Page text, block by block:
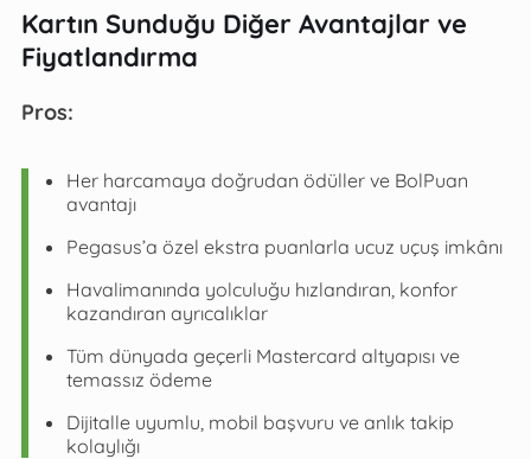
Kartın Sunduğu Diğer Avantajlar ve
Fiyatlandırma
Pros:
Her harcamaya doğrudan ödüller ve BolPuan
avantajı
Pegasus’a özel ekstra puanlarla ucuz uçuş imkânı
Havalimanında yolculuğu hızlandıran, konfor
kazandıran ayrıcalıklar
Tüm dünyada geçerli Mastercard altyapısı ve
temassız ödeme
Dijitalle uyumlu, mobil başvuru ve anlık takip
kolaylığı